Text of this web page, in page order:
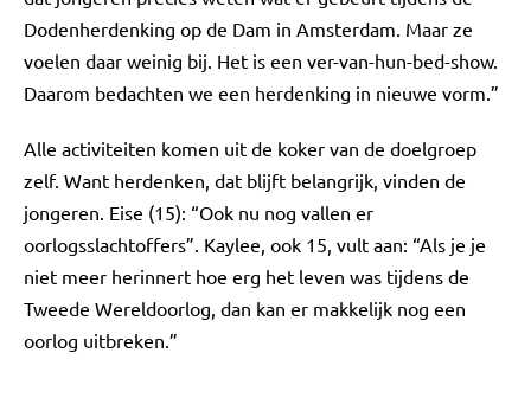
Dodenherdenking op de Dam in Amsterdam. Maar ze
voelen daar weinig bij. Het is een ver-van-hun-bed-show.
Daarom bedachten we een herdenking in nieuwe vorm.”
Alle activiteiten komen uit de koker van de doelgroep
zelf. Want herdenken, dat blijft belangrijk, vinden de
jongeren. Eise (15): “Ook nu nog vallen er
oorlogsslachtoffers”. Kaylee, ook 15, vult aan: “Als je je
niet meer herinnert hoe erg het leven was tijdens de
Tweede Wereldoorlog, dan kan er makkelijk nog een
oorlog uitbreken.”